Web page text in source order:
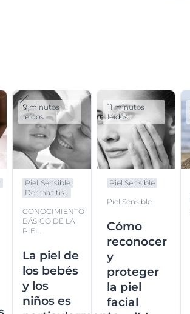
Piel Sensible
Dermatitis...
CONOCIMIENTO
BÁSICO DE LA
PIEL.
La piel de
los bebés
y los
niños es
9 minutos
leídos
Piel Sensible
Piel Sensible
Cómo
reconocer
y
proteger
la piel
facial
11 minutos
leídos